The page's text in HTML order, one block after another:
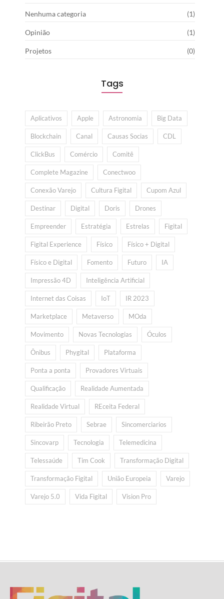
Nenhuma categoria (1)
Opinião (1)
Projetos (0)
Tags
Aplicativos Apple Astronomia Big Data
Blockchain Canal Causas Socias CDL
ClickBus Comércio Comitê
Complete Magazine Conectwoo
Conexão Varejo Cultura Figital Cupom Azul
Destinar Digital Doris Drones
Empreender Estratégia Estrelas Figital
Figital Experience Físico Físico + Digital
Físico e Digital Fomento Futuro IA
Impressão 4D Inteligência Artificial
Internet das Coisas IoT IR 2023
Marketplace Metaverso MOda
Movimento Novas Tecnologias Óculos
Ônibus Phygital Plataforma
Ponta a ponta Provadores Virtuais
Qualificação Realidade Aumentada
Realidade Virtual REceita Federal
Ribeirão Preto Sebrae Sincomerciarios
Sincovarp Tecnologia Telemedicina
Telessaúde Tim Cook Transformação Digital
Transformação Figital União Europeia Varejo
Varejo 5.0 Vida Figital Vision Pro